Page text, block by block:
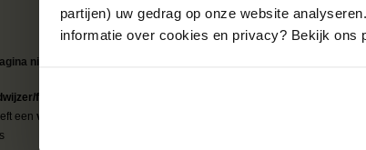
partijen) uw gedrag op onze website
informatie over cookies en privacy? Bekijk ons
niet bezoeken door:
favoriet
een verouderde lijst van de website